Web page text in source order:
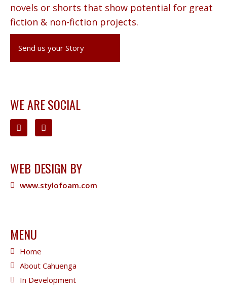
novels or shorts that show potential for great
fiction & non-fiction projects.
Send us your Story
WE ARE SOCIAL
WEB DESIGN BY
www.stylofoam.com
MENU
Home
About Cahuenga
In Development